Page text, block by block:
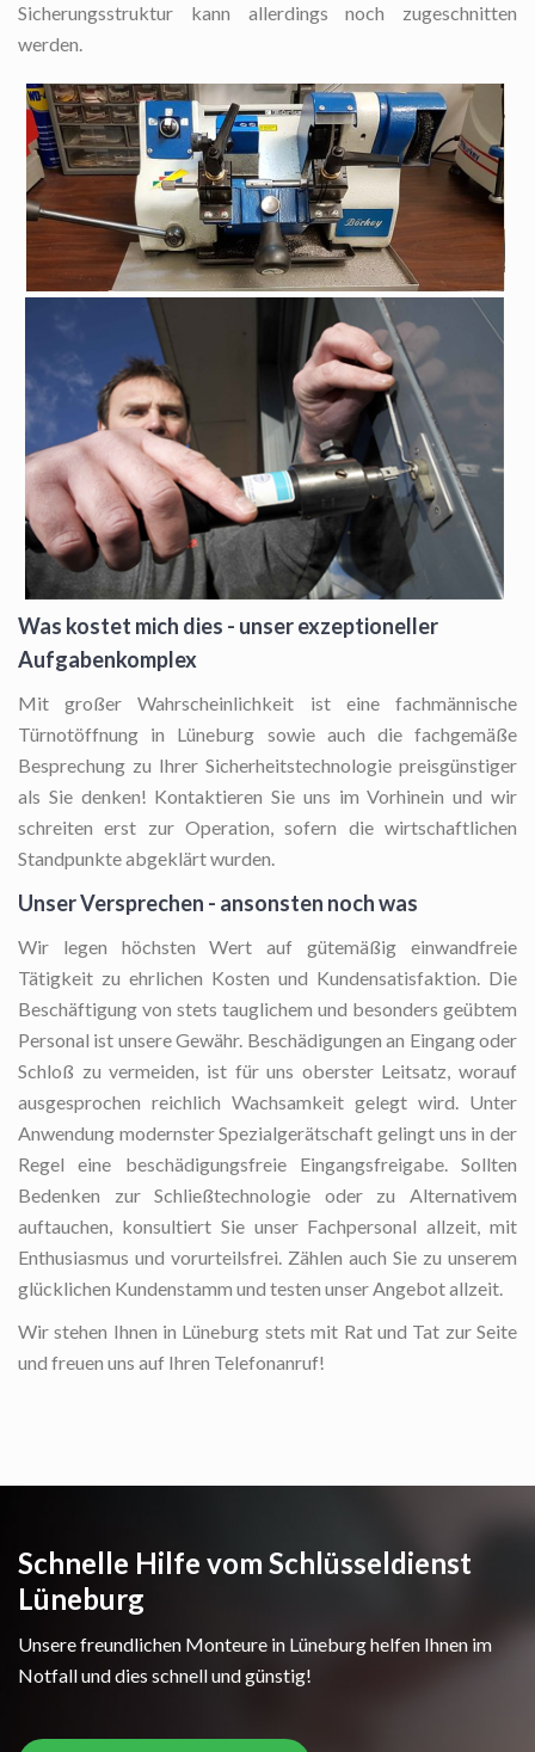
Sicherungsstruktur kann allerdings noch zugeschnitten
werden.
Was kostet mich dies - unser exzeptioneller
Aufgabenkomplex
Mit großer Wahrscheinlichkeit ist eine fachmännische
Türnotöffnung in Lüneburg sowie auch die fachgemäße
Besprechung zu Ihrer Sicherheitstechnologie preisgünstiger
als Sie denken! Kontaktieren Sie uns im Vorhinein und wir
schreiten erst zur Operation, sofern die wirtschaftlichen
Standpunkte abgeklärt wurden.
Unser Versprechen - ansonsten noch was
Wir legen höchsten Wert auf gütemäßig einwandfreie
Tätigkeit zu ehrlichen Kosten und Kundensatisfaktion. Die
Beschäftigung von stets tauglichem und besonders geübtem
Personal ist unsere Gewähr. Beschädigungen an Eingang oder
Schloß zu vermeiden, ist für uns oberster Leitsatz, worauf
ausgesprochen reichlich Wachsamkeit gelegt wird. Unter
Anwendung modernster Spezialgerätschaft gelingt uns in der
Regel eine beschädigungsfreie Eingangsfreigabe. Sollten
Bedenken zur Schließtechnologie oder zu Alternativem
auftauchen, konsultiert Sie unser Fachpersonal allzeit, mit
Enthusiasmus und vorurteilsfrei. Zählen auch Sie zu unserem
glücklichen Kundenstamm und testen unser Angebot allzeit.
Wir stehen Ihnen in Lüneburg stets mit Rat und Tat zur Seite
und freuen uns auf Ihren Telefonanruf!
Schnelle Hilfe vom Schlüsseldienst
Lüneburg
Unsere freundlichen Monteure in Lüneburg helfen Ihnen im
Notfall und dies schnell und günstig!